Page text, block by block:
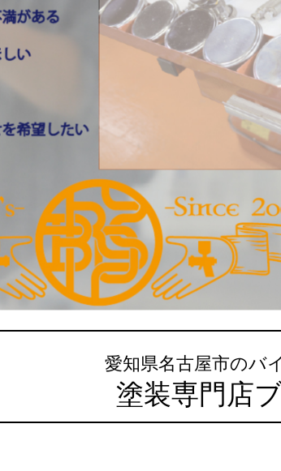
愛知県名古屋市のバ
塗装専門店